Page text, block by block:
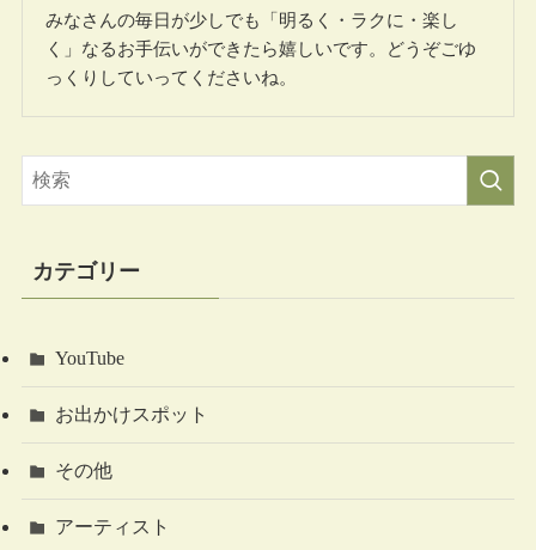
みなさんの毎日が少しでも「明るく・ラクに・楽し
く」なるお手伝いができたら嬉しいです。どうぞごゆ
っくりしていってくださいね。
カテゴリー
YouTube
お出かけスポット
その他
アーティスト